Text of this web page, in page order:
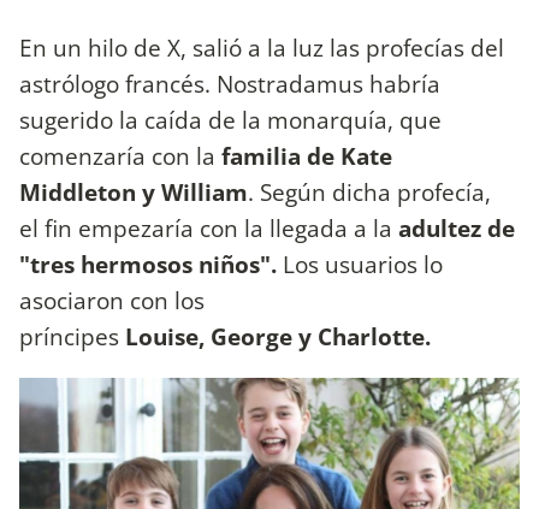
En un hilo de X, salió a la luz las profecías del
astrólogo francés. Nostradamus habría
sugerido la caída de la monarquía, que
comenzaría con la familia de Kate
Middleton y William. Según dicha profecía,
el fin empezaría con la llegada a la adultez de
"tres hermosos niños". Los usuarios lo
asociaron con los
príncipes Louise, George y Charlotte.